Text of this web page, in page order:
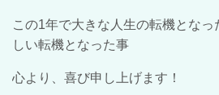
この1年で大きな人生の転機とな
しい転機となった事
心より、喜び申し上げます！